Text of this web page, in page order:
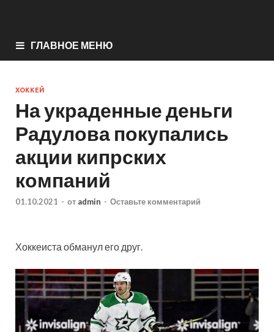
ГЛАВНОЕ МЕНЮ
ХОККЕЙ
На украденные деньги
Радулова покупались
акции кипрских
компаний
01.10.2021 - от admin - Оставьте комментарий
Хоккеиста обманул его друг.